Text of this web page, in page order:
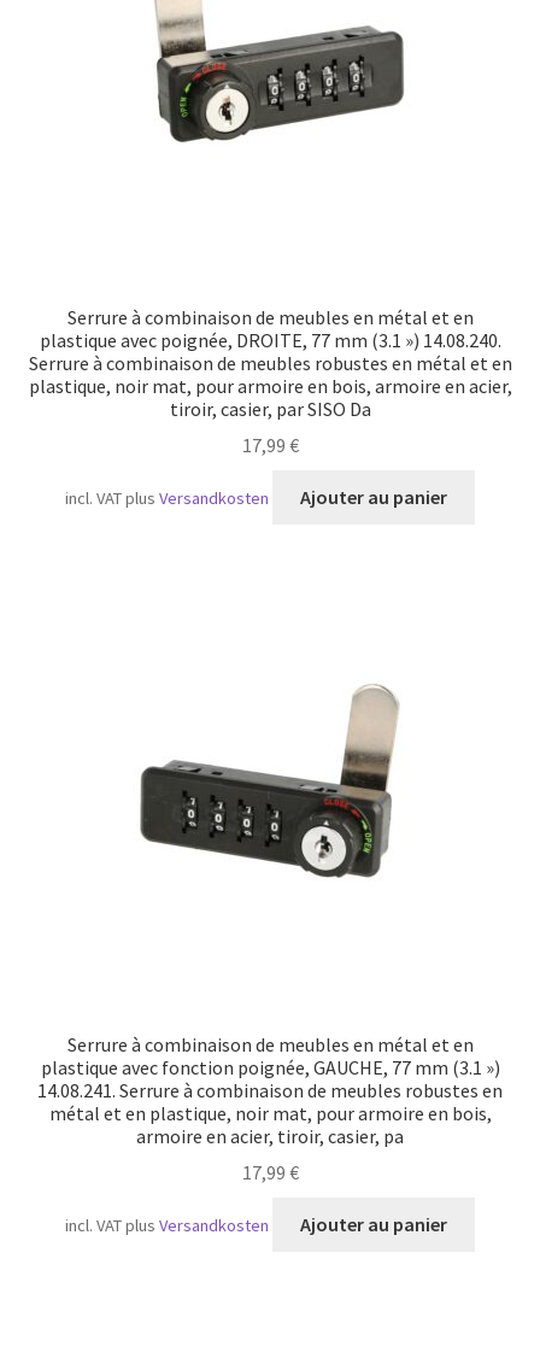
Transport maritime
Serrure à combinaison de meubles en métal et en
plastique avec poignée, DROITE, 77 mm (3.1 ») 14.08.240.
Serrure à combinaison de meubles robustes en métal et en
plastique, noir mat, pour armoire en bois, armoire en acier,
tiroir, casier, par SISO Da
17,99 €
incl. VATplusVersandkosten Ajouter au panier
Serrure à combinaison de meubles en métal et en
plastique avec fonction poignée, GAUCHE, 77 mm (3.1 »)
14.08.241. Serrure à combinaison de meubles robustes en
métal et en plastique, noir mat, pour armoire en bois,
armoire en acier, tiroir, casier, pa
17,99 €
incl. VATplusVersandkosten Ajouter au panier